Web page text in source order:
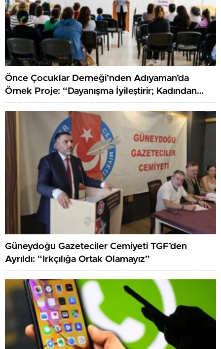
Önce Çocuklar Derneği’nden Adıyaman’da
Örnek Proje: “Dayanışma İyileştirir; Kadından
Kadına Sağlık”
Güneydoğu Gazeteciler Cemiyeti TGF’den
Ayrıldı: “Irkçılığa Ortak Olamayız”